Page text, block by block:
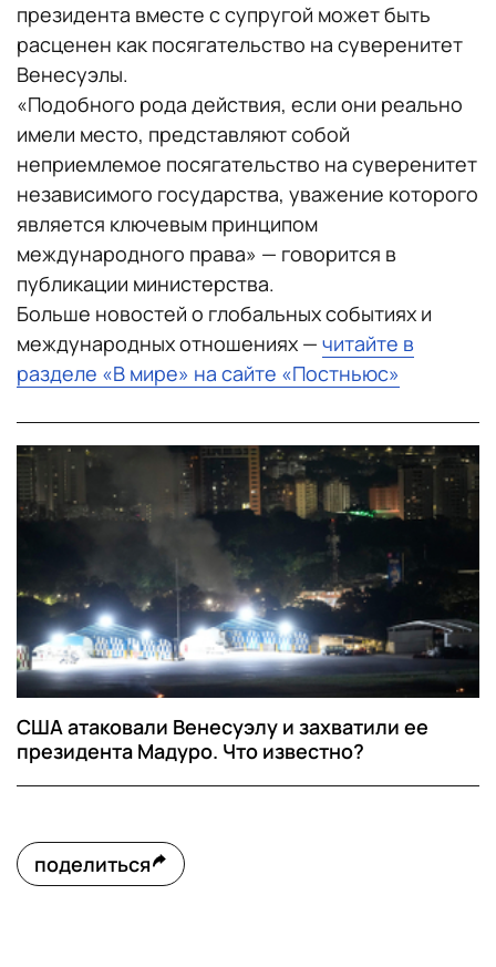
президента вместе с супругой может быть
расценен как посягательство на суверенитет
Венесуэлы.
«Подобного рода действия, если они реально
имели место, представляют собой
неприемлемое посягательство на суверенитет
независимого государства, уважение которого
является ключевым принципом
международного права» — говорится в
публикации министерства.
Больше новостей о глобальных событиях и
международных отношениях — читайте в
разделе «В мире» на сайте «Постньюс»
США атаковали Венесуэлу и захватили ее
президента Мадуро. Что известно?
поделиться